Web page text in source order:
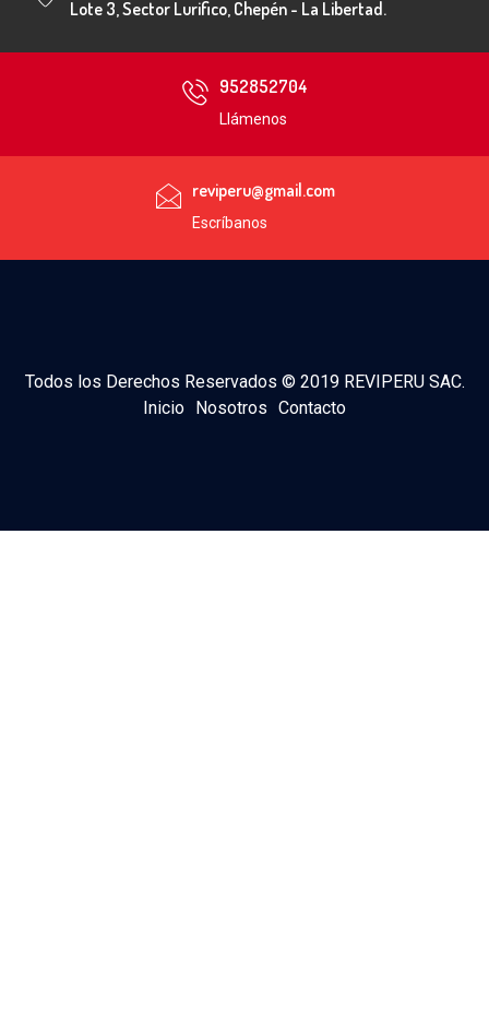
Lote 3, Sector Lurifico, Chepén - La Libertad.
952852704
Llámenos
reviperu@gmail.com
Escríbanos
Todos los Derechos Reservados © 2019 REVIPERU SAC.
Inicio Nosotros Contacto